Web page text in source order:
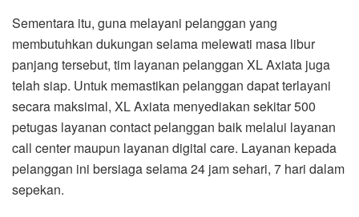
Sementara itu, guna melayani pelanggan yang
membutuhkan dukungan selama melewati masa libur
panjang tersebut, tim layanan pelanggan XL Axiata juga
telah siap. Untuk memastikan pelanggan dapat terlayani
secara maksimal, XL Axiata menyediakan sekitar 500
petugas layanan contact pelanggan baik melalui layanan
call center maupun layanan digital care. Layanan kepada
pelanggan ini bersiaga selama 24 jam sehari, 7 hari dalam
sepekan.